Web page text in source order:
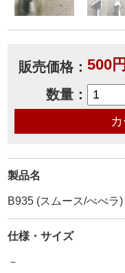
販売価格： 500円
数量：
製品名
B935 (スムース/べべラ)
仕様・サイズ
－